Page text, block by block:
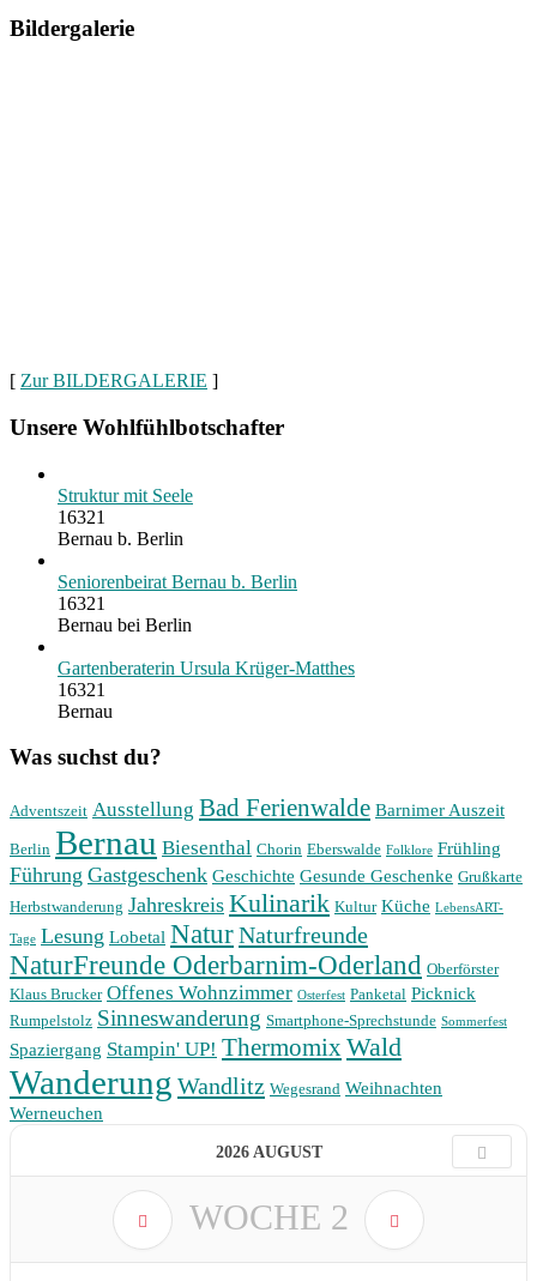
Bildergalerie
[ Zur BILDERGALERIE ]
Unsere Wohlfühlbotschafter
Struktur mit Seele
16321
Bernau b. Berlin
Seniorenbeirat Bernau b. Berlin
16321
Bernau bei Berlin
Gartenberaterin Ursula Krüger-Matthes
16321
Bernau
Was suchst du?
Adventszeit Ausstellung Bad Ferienwalde Barnimer Auszeit
Berlin Bernau Biesenthal Chorin Eberswalde Folklore Frühling
Führung Gastgeschenk Geschichte Gesunde Geschenke Grußkarte
Herbstwanderung Jahreskreis Kulinarik Kultur Küche LebensART-
Tage Lesung Lobetal NaturNaturfreunde
NaturFreunde Oderbarnim-Oderland Oberförster
Klaus Brucker Offenes Wohnzimmer Osterfest Panketal Picknick
Rumpelstolz Sinneswanderung Smartphone-Sprechstunde Sommerfest
Spaziergang Stampin' UP! ThermomixWald
Wanderung Wandlitz Wegesrand Weihnachten
Werneuchen
2026 AUGUST
WOCHE 2